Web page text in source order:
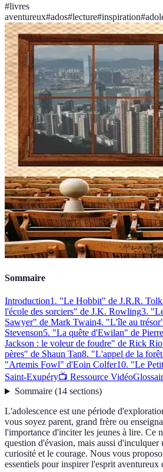
#livres
aventureux#ados#lecture#inspiration#
Sommaire
Introduction1. "Le Hobbit" de J.R.R.
l'école des sorciers" de J.K. Rowling3.
Sawyer" de Mark Twain4. "L'île au
Stevenson5. "La quête d'Ewilan" de
Jackson : le voleur de foudre" de Rick
pères" de Shaun Tan8. "L'appel de la
"Artemis Fowl" d'Eoin Colfer10. "Le
Saint-Exupéry📺 Ressource Vidéo
Sommaire(14 sections)
L'adolescence est une période
vous soyez parent, grand frère ou
l'importance d'inciter les jeunes à lire. Ce
question d'évasion, mais aussi
curiosité et le courage. Nous vous
essentiels pour inspirer l'esprit aventureux